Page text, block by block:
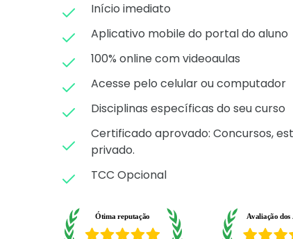
Início imediato
Aplicativo mobile do portal do aluno
100% online com videoaulas
Acesse pelo celular ou computador
Disciplinas específicas do seu curso
Certificado aprovado: Concursos,
privado.
TCC Opcional